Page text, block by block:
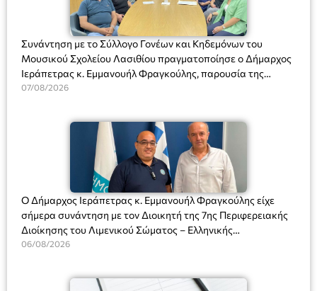
Συνάντηση με το Σύλλογο Γονέων και Κηδεμόνων του
Μουσικού Σχολείου Λασιθίου πραγματοποίησε ο Δήμαρχος
Ιεράπετρας κ. Εμμανουήλ Φραγκούλης, παρουσία της
Διευθύντριας του σχολείου κας Μαριάννας Χαΐτα.
07/08/2026
Ο Δήμαρχος Ιεράπετρας κ. Εμμανουήλ Φραγκούλης είχε
σήμερα συνάντηση με τον Διοικητή της 7ης Περιφερειακής
Διοίκησης του Λιμενικού Σώματος – Ελληνικής
Ακτοφυλακής (Λ.Σ.-ΕΛ.ΑΚΤ.), Αρχιπλοίαρχο Λ.Σ. κ. Ιωάννη
06/08/2026